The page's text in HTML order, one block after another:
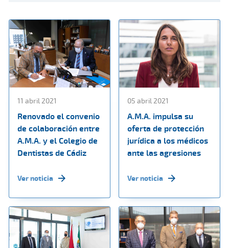
11 abril 2021
Renovado el convenio
de colaboración entre
A.M.A. y el Colegio de
Dentistas de Cádiz
Ver noticia
05 abril 2021
A.M.A. impulsa su
oferta de protección
jurídica a los médicos
ante las agresiones
Ver noticia